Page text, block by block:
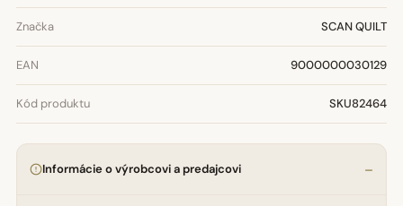
Značka SCAN QUILT
EAN 9000000030129
Kód produktu SKU82464
Informácie o výrobcovi a predajcovi